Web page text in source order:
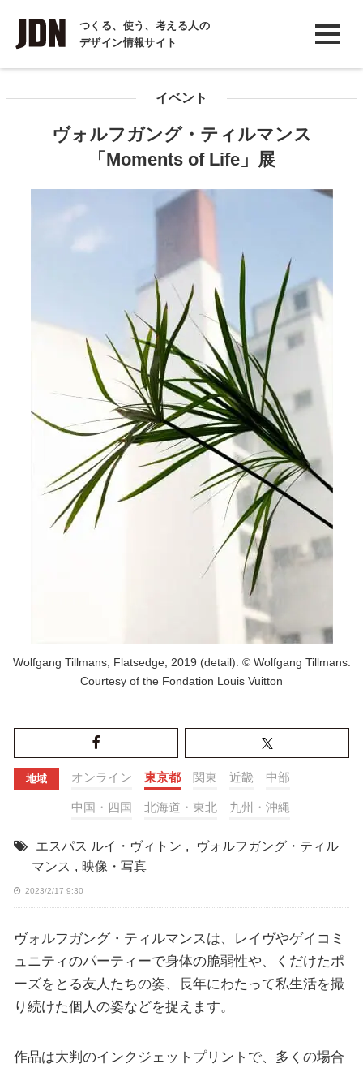
つくる、使う、考える人の
デザイン情報サイト
INTERVIEW
インタビュー
COLUMN
イベント
ヴォルフガング・ティルマンス
「Moments of Life」展
Wolfgang Tillmans, Flatsedge, 2019 (detail). © Wolfgang Tillmans.
Courtesy of the Fondation Louis Vuitton
地域 オンライン 東京都 関東 近畿 中部
中国・四国 北海道・東北 九州・沖縄
エスパス ルイ・ヴィトン ,
ヴォルフガング・ティル
マンス , 映像・写真
2023/2/17 9:30
ヴォルフガング・ティルマンスは、レイヴやゲイコミ
ュニティのパーティーで身体の脆弱性や、くだけたポ
ーズをとる友人たちの姿、長年にわたって私生活を撮
り続けた個人の姿などを捉えます。
作品は大判のインクジェットプリントで、多くの場合